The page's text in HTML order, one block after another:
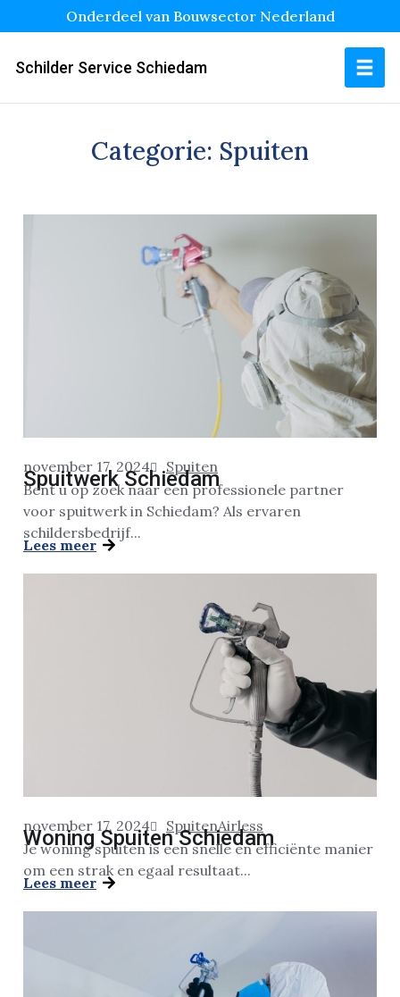
Onderdeel van Bouwsector Nederland
Schilder Service Schiedam
Categorie: Spuiten
november 17, 2024 Spuiten
Spuitwerk Schiedam
Bent u op zoek naar een professionele partner
voor spuitwerk in Schiedam? Als ervaren
schildersbedrijf...
Lees meer
november 17, 2024 SpuitenAirless
Woning Spuiten Schiedam
Je woning spuiten is een snelle en efficiënte manier
om een strak en egaal resultaat...
Lees meer